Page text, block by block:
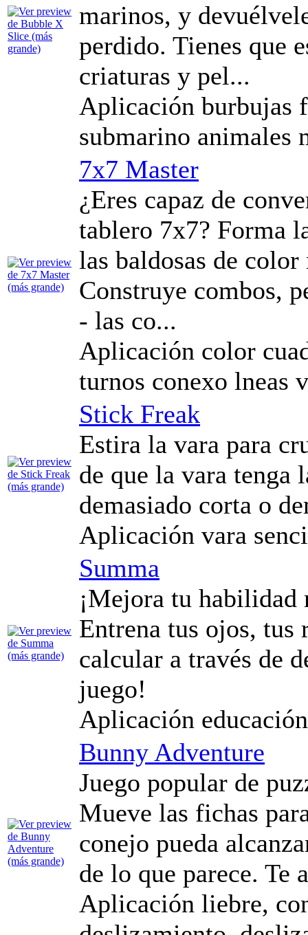
marinos, y
perdido. Tienes que
criaturas y pel...
Aplicación burbujas
submarino animales
7x7 Master
¿Eres capaz de
tablero 7x7? Forma
las baldosas de
Construye combos,
- las co...
Aplicación color
turnos conexo lneas
Stick Freak
Estira la vara para
de que la vara tenga
demasiado corta o
Aplicación vara
Summa
¡Mejora tu habilidad
Entrena tus ojos,
calcular a través de
juego!
Aplicación
Bunny Adventure
Juego popular de
Mueve las fichas
conejo pueda
de lo que parece. Te
Aplicación liebre,